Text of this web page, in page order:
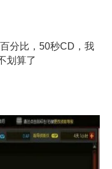
分比，50秒CD，我
划算了